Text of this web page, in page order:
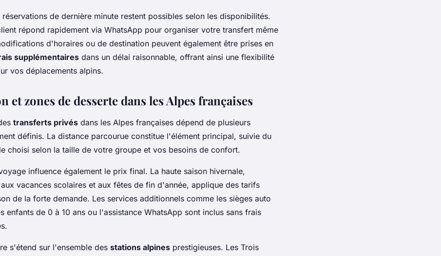
réservations de dernière minute restent possibles selon les disponibilités.
répond rapidement via WhatsApp pour organiser votre transfert même
d'horaires ou de destination peuvent également être prises en
supplémentaires dans un délai raisonnable, offrant ainsi une flexibilité
vos déplacements alpins.
et zones de desserte dans les Alpes françaises
transferts privés dans les Alpes françaises dépend de plusieurs
définis. La distance parcourue constitue l'élément principal, suivie du
choisi selon la taille de votre groupe et vos besoins de confort.
influence également le prix final. La haute saison hivernale,
vacances scolaires et aux fêtes de fin d'année, applique des tarifs
de la forte demande. Les services additionnels comme les sièges auto
enfants de 0 à 10 ans ou l'assistance WhatsApp sont inclus sans frais
s'étend sur l'ensemble des stations alpines prestigieuses. Les Trois